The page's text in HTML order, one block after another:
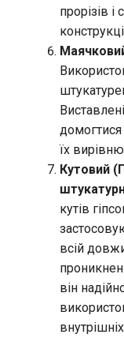
прорізів
домогтися
їх
Кутовий
кутів
всій
він